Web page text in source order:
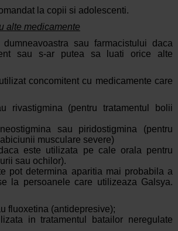
la copii si adolescenti.
alte medicamente
sau farmacistului daca
sau s-ar putea sa luati orice alte
concomitent cu medicamente care
rivastigmina (pentru tratamentul bolii
sau piridostigmina (pentru
musculare severe)
este utilizata pe cale orala pentru
sau ochilor).
pot determina aparitia mai probabila a
la persoanele care utilizeaza Galsya.
fluoxetina (antidepresive);
in tratamentul batailor neregulate